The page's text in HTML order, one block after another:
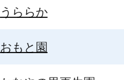
うららか
おもと園